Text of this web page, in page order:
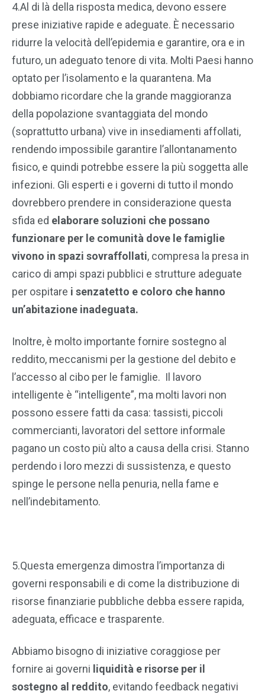
4.Al di là della risposta medica, devono essere
prese iniziative rapide e adeguate. È necessario
ridurre la velocità dell’epidemia e garantire, ora e in
futuro, un adeguato tenore di vita. Molti Paesi hanno
optato per l’isolamento e la quarantena. Ma
dobbiamo ricordare che la grande maggioranza
della popolazione svantaggiata del mondo
(soprattutto urbana) vive in insediamenti affollati,
rendendo impossibile garantire l’allontanamento
fisico, e quindi potrebbe essere la più soggetta alle
infezioni. Gli esperti e i governi di tutto il mondo
dovrebbero prendere in considerazione questa
sfida ed elaborare soluzioni che possano
funzionare per le comunità dove le famiglie
vivono in spazi sovraffollati, compresa la presa in
carico di ampi spazi pubblici e strutture adeguate
per ospitare i senzatetto e coloro che hanno
un’abitazione inadeguata.
Inoltre, è molto importante fornire sostegno al
reddito, meccanismi per la gestione del debito e
l’accesso al cibo per le famiglie. Il lavoro
intelligente è “intelligente”, ma molti lavori non
possono essere fatti da casa: tassisti, piccoli
commercianti, lavoratori del settore informale
pagano un costo più alto a causa della crisi. Stanno
perdendo i loro mezzi di sussistenza, e questo
spinge le persone nella penuria, nella fame e
nell’indebitamento.
5.Questa emergenza dimostra l’importanza di
governi responsabili e di come la distribuzione di
risorse finanziarie pubbliche debba essere rapida,
adeguata, efficace e trasparente.
Abbiamo bisogno di iniziative coraggiose per
fornire ai governi liquidità e risorse per il
sostegno al reddito, evitando feedback negativi